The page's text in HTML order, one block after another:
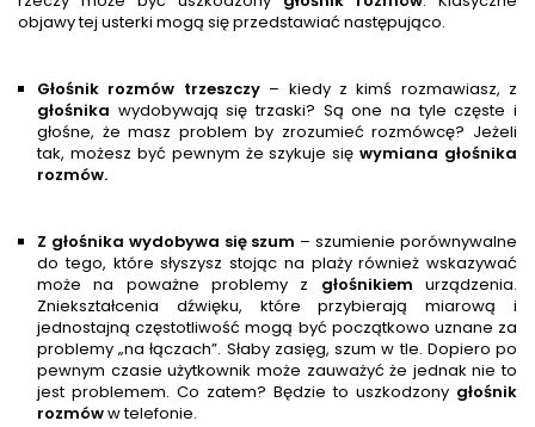
objawy tej usterki mogą się przedstawiać następująco.
Głośnik rozmów trzeszczy– kiedy z kimś rozmawiasz, z
głośnika wydobywają się trzaski? Są one na tyle częste i
głośne, że masz problem by zrozumieć rozmówcę? Jeżeli
tak, możesz być pewnym że szykuje sięwymiana głośnika
rozmów.
Z głośnika wydobywa się szum – szumienie porównywalne
do tego, które słyszysz stojąc na plaży również wskazywać
może na poważne problemy z głośnikiem urządzenia.
Zniekształcenia dźwięku, które przybierają miarową i
jednostajną częstotliwość mogą być początkowo uznane za
problemy „na łączach”. Słaby zasięg, szum w tle. Dopiero po
pewnym czasie użytkownik może zauważyć że jednak nie to
jest problemem. Co zatem? Będzie to uszkodzony głośnik
rozmóww telefonie.